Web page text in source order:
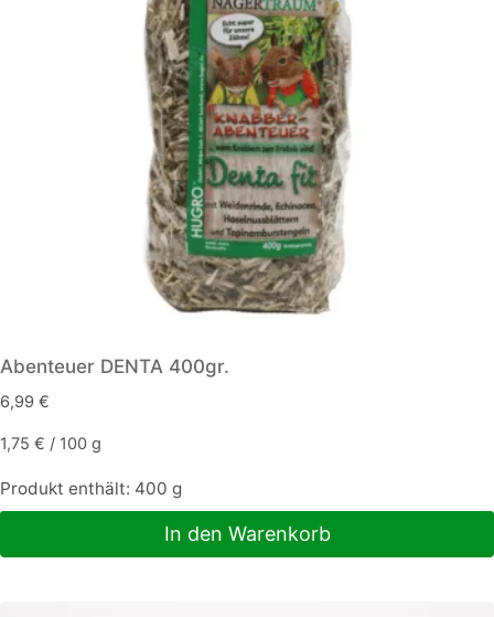
Abenteuer DENTA 400gr.
6,99 €
1,75 € / 100 g
Produkt enthält: 400 g
In den Warenkorb